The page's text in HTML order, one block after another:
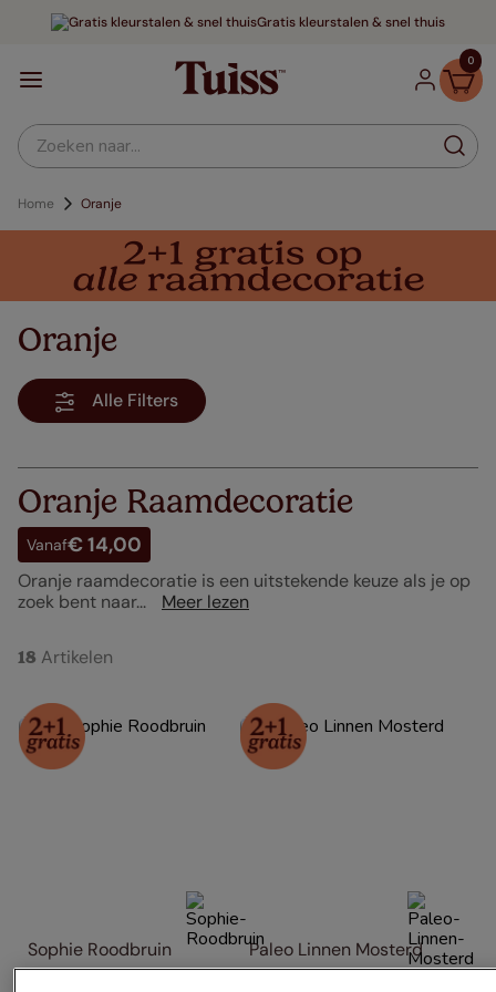
Gratis kleurstalen & snel thuis
0
Zoeken naar...
Home Oranje
Oranje
Alle Filters
Oranje Raamdecoratie
Vanaf€ 14,00
Oranje raamdecoratie is een uitstekende keuze als je op
zoek bent naar...
Meer lezen
18 Artikelen
Sophie Roodbruin Paleo Linnen Mosterd